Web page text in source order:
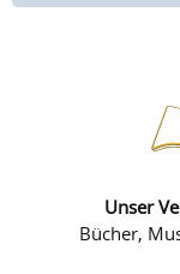
Unser
Bücher,